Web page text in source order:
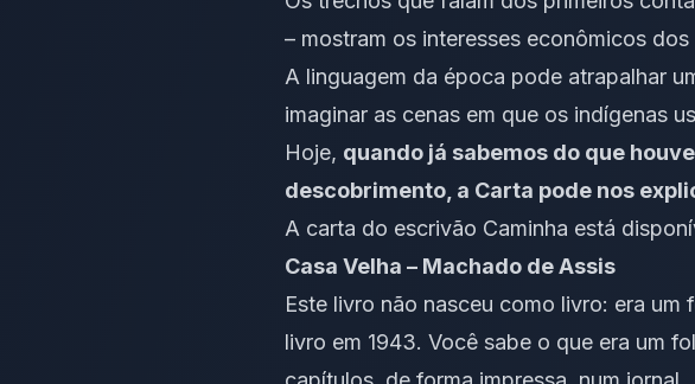
– mostram os interesses econômicos
A linguagem da época pode atrapalhar
imaginar as cenas em que os indígenas
Hoje, quando já sabemos do que
descobrimento, a Carta pode nos
A carta do escrivão Caminha está
Casa Velha – Machado de Assis
Este livro não nasceu como livro: era
livro em 1943. Você sabe o que era um